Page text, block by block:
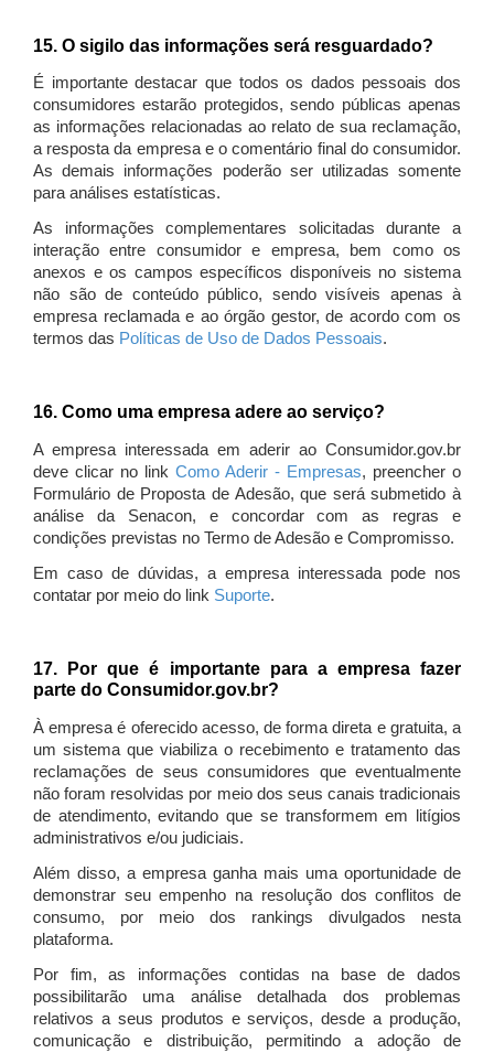
15. O sigilo das informações será resguardado?
É importante destacar que todos os dados pessoais dos
consumidores estarão protegidos, sendo públicas apenas
as informações relacionadas ao relato de sua reclamação,
a resposta da empresa e o comentário final do consumidor.
As demais informações poderão ser utilizadas somente
para análises estatísticas.
As informações complementares solicitadas durante a
interação entre consumidor e empresa, bem como os
anexos e os campos específicos disponíveis no sistema
não são de conteúdo público, sendo visíveis apenas à
empresa reclamada e ao órgão gestor, de acordo com os
termos das Políticas de Uso de Dados Pessoais.
16. Como uma empresa adere ao serviço?
A empresa interessada em aderir ao Consumidor.gov.br
deve clicar no link Como Aderir - Empresas, preencher o
Formulário de Proposta de Adesão, que será submetido à
análise da Senacon, e concordar com as regras e
condições previstas no Termo de Adesão e Compromisso.
Em caso de dúvidas, a empresa interessada pode nos
contatar por meio do link Suporte.
17. Por que é importante para a empresa fazer
parte do Consumidor.gov.br?
À empresa é oferecido acesso, de forma direta e gratuita, a
um sistema que viabiliza o recebimento e tratamento das
reclamações de seus consumidores que eventualmente
não foram resolvidas por meio dos seus canais tradicionais
de atendimento, evitando que se transformem em litígios
administrativos e/ou judiciais.
Além disso, a empresa ganha mais uma oportunidade de
demonstrar seu empenho na resolução dos conflitos de
consumo, por meio dos rankings divulgados nesta
plataforma.
Por fim, as informações contidas na base de dados
possibilitarão uma análise detalhada dos problemas
relativos a seus produtos e serviços, desde a produção,
comunicação e distribuição, permitindo a adoção de